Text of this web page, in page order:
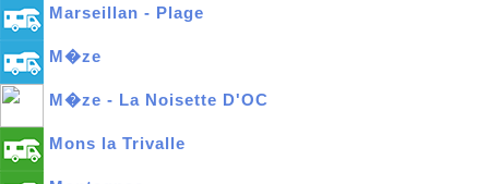
Marseillan - Plage
M�ze
M�ze - La Noisette D'OC
Mons la Trivalle